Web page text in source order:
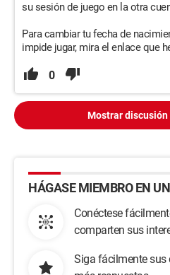
su sesión de juego en la otra
Para cambiar tu fecha de
impide jugar, mira el enlace que
0
Mostrar
HÁGASE MIEMBRO EN
Conéctese
comparten sus
Siga fácilmente sus